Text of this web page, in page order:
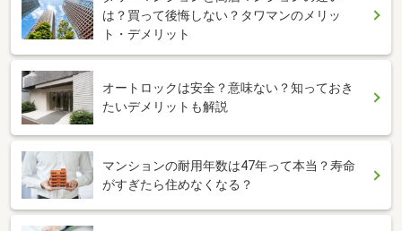
は？買って後悔しない？タワマンのメリッ
ト・デメリット
オートロックは安全？意味ない？知っておき
たいデメリットも解説
マンションの耐用年数は47年って本当？寿命
がすぎたら住めなくなる？